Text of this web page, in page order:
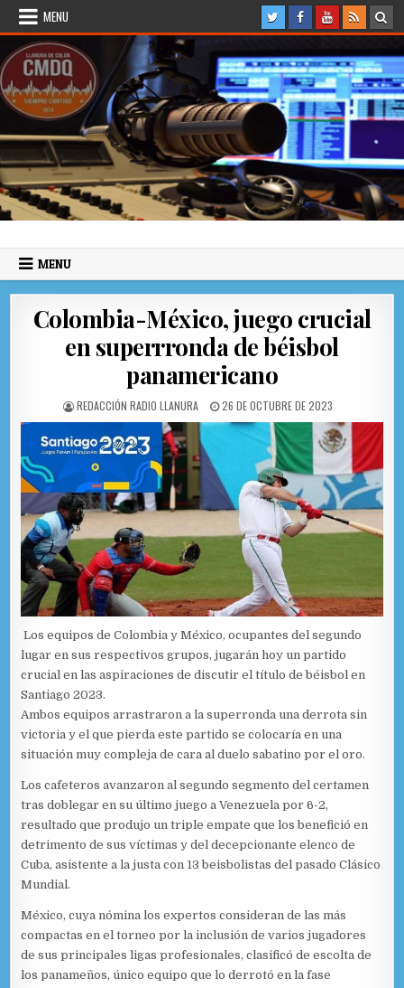
Skip to content
MENU
Radio Llanura de Colón
MENU
Colombia-México, juego crucial
en superrronda de béisbol
panamericano
AUTHOR:
REDACCIÓN RADIO LLANURA PUBLISHED DATE:
26 DE OCTUBRE DE 2023
Los equipos de Colombia y México, ocupantes del segundo
lugar en sus respectivos grupos, jugarán hoy un partido
crucial en las aspiraciones de discutir el título de béisbol en
Santiago 2023.
Ambos equipos arrastraron a la superronda una derrota sin
victoria y el que pierda este partido se colocaría en una
situación muy compleja de cara al duelo sabatino por el oro.
Los cafeteros avanzaron al segundo segmento del certamen
tras doblegar en su último juego a Venezuela por 6-2,
resultado que produjo un triple empate que los benefició en
detrimento de sus víctimas y del decepcionante elenco de
Cuba, asistente a la justa con 13 beisbolistas del pasado Clásico
Mundial.
México, cuya nómina los expertos consideran de las más
compactas en el torneo por la inclusión de varios jugadores
de sus principales ligas profesionales, clasificó de escolta de
los panameños, único equipo que lo derrotó en la fase